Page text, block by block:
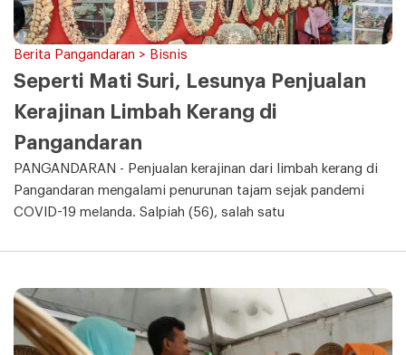
Berita Pangandaran > Bisnis
Seperti Mati Suri, Lesunya Penjualan
Kerajinan Limbah Kerang di
Pangandaran
PANGANDARAN - Penjualan kerajinan dari limbah kerang di
Pangandaran mengalami penurunan tajam sejak pandemi
COVID-19 melanda. Salpiah (56), salah satu